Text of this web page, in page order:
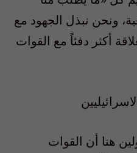
ونحن نبذل الجهود مع
أكثر دفئاً مع القوات
هنا أن القوات